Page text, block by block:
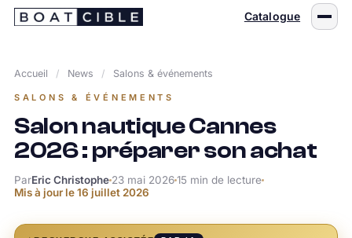
Passer
Catalogue
Accueil / News / Salons & événements
SALONS & ÉVÉNEMENTS
Salon nautique Cannes
2026 : préparer son achat
ParEric Christophe23 mai 202615 min de lecture
Mis à jour le16 juillet 2026